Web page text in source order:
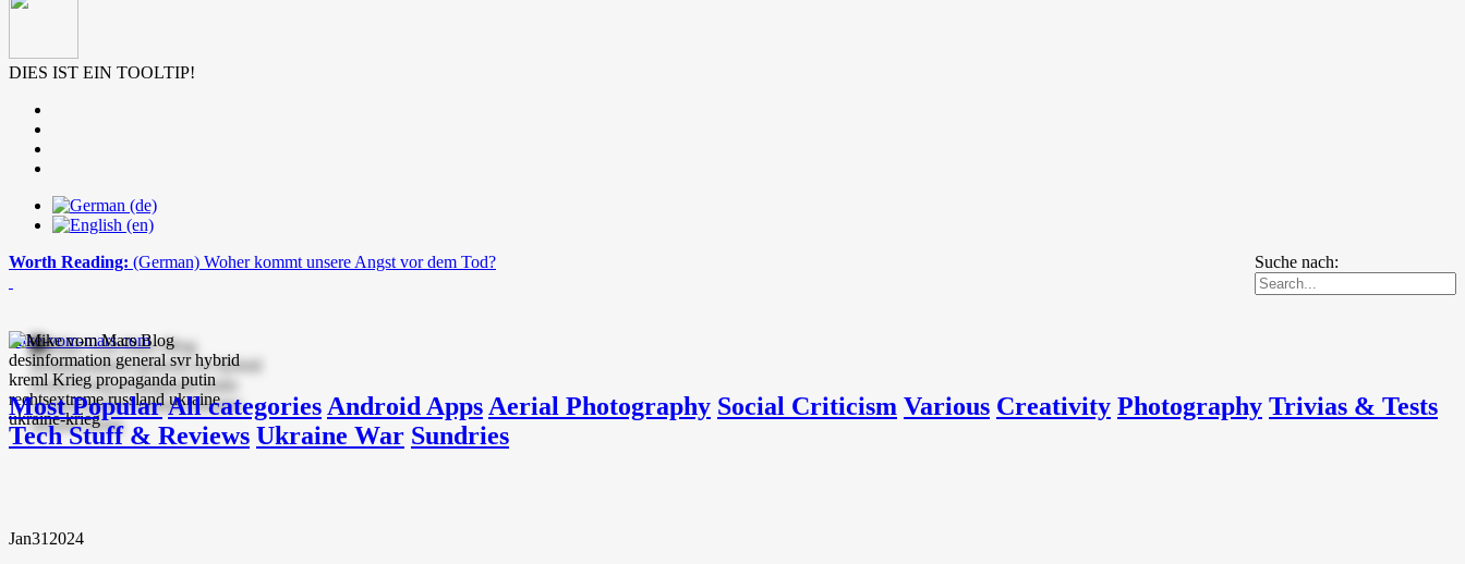
DIES IST EIN TOOLTIP!
Suche nach:
Worth Reading: (German) Woher kommt unsere Angst vor dem Tod?
mike-vom-mars.com
Most PopularAll categories Android Apps Aerial Photography Social Criticism Various Creativity Photography Trivias & Tests
Tech Stuff & Reviews Ukraine War Sundries
Jan31 2024